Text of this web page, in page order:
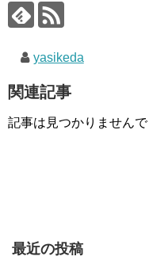
yasikeda
関連記事
記事は見つかりませんで
最近の投稿